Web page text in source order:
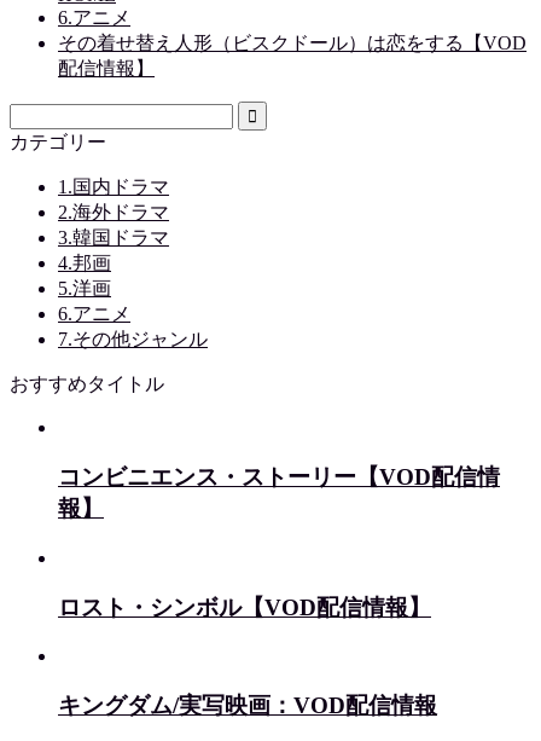
6.アニメ
その着せ替え人形（ビスクドール）は恋をする【VOD
配信情報】
カテゴリー
1.国内ドラマ
2.海外ドラマ
3.韓国ドラマ
4.邦画
5.洋画
6.アニメ
7.その他ジャンル
おすすめタイトル
コンビニエンス・ストーリー【VOD配信情
報】
ロスト・シンボル【VOD配信情報】
キングダム/実写映画：VOD配信情報